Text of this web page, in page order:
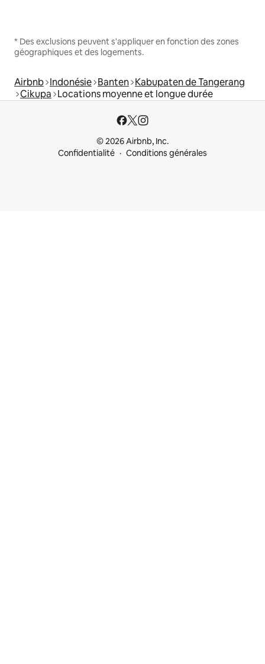
* Des exclusions peuvent s'appliquer en fonction des zones
géographiques et des logements.
Airbnb Indonésie Banten Kabupaten de Tangerang
Cikupa Locations moyenne et longue durée
© 2026 Airbnb, Inc.
Confidentialité
Conditions générales